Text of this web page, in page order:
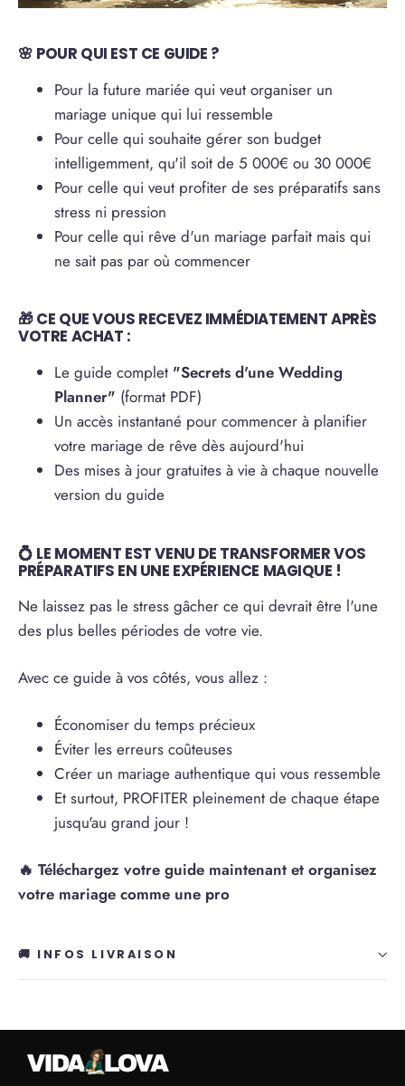
🌸 POUR QUI EST CE GUIDE ?
Pour la future mariée qui veut organiser un
mariage unique qui lui ressemble
Pour celle qui souhaite gérer son budget
intelligemment, qu'il soit de 5 000€ ou 30 000€
Pour celle qui veut profiter de ses préparatifs sans
stress ni pression
Pour celle qui rêve d'un mariage parfait mais qui
ne sait pas par où commencer
🎁 CE QUE VOUS RECEVEZ IMMÉDIATEMENT APRÈS
VOTRE ACHAT :
Le guide complet "Secrets d'une Wedding
Planner" (format PDF)
Un accès instantané pour commencer à planifier
votre mariage de rêve dès aujourd'hui
Des mises à jour gratuites à vie à chaque nouvelle
version du guide
💍 LE MOMENT EST VENU DE TRANSFORMER VOS
PRÉPARATIFS EN UNE EXPÉRIENCE MAGIQUE !
Ne laissez pas le stress gâcher ce qui devrait être l'une
des plus belles périodes de votre vie.
Avec ce guide à vos côtés, vous allez :
Économiser du temps précieux
Éviter les erreurs coûteuses
Créer un mariage authentique qui vous ressemble
Et surtout, PROFITER pleinement de chaque étape
jusqu'au grand jour !
🔥 Téléchargez votre guide maintenant et organisez
votre mariage comme une pro
🚚 INFOS LIVRAISON